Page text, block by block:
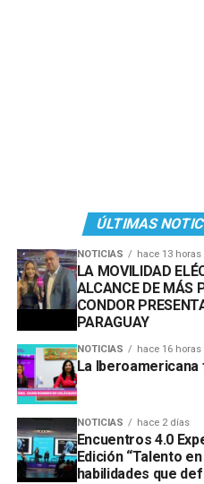
ÚLTIMAS
NOTICIAS hace 13 horas
LA MOVILIDAD
ALCANCE DE MÁS
CONDOR
PARAGUAY
NOTICIAS hace 16 horas
La
NOTICIAS hace 2 días
Encuentros 4.0
Edición “Talento
habilidades que